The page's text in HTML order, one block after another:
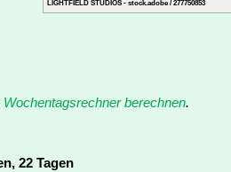
LIGHTFIELD STUDIOS - stock.adobe / 277750853
Wochentagsrechner berechnen.
22 Tagen